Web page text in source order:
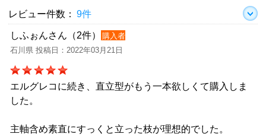
レビュー件数： 9件
しふぉんさん（2件）
購入者
石川県 投稿日：2022年03月21日
エルグレコに続き、直立型がもう一本欲しくて購入しま
した。
主軸含め素直にすっくと立った枝が理想的でした。